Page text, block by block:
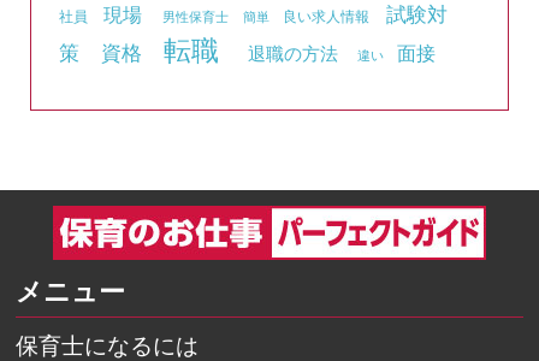
社員
現場 男性保育士 簡単 良い求人情報
試験対
策
資格 転職 退職の方法 違い 面接
メニュー
保育士になるには